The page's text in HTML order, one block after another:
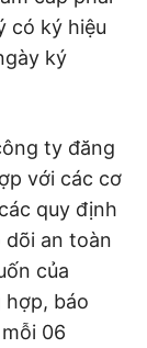
có ký hiệu
ký
ty đăng
với các cơ
quy định
dõi an toàn
của
báo
06